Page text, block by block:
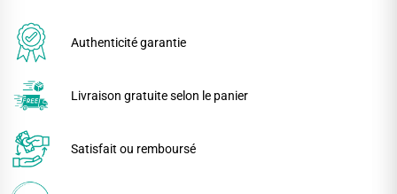
Authenticité garantie
Livraison gratuite selon le panier
Satisfait ou remboursé